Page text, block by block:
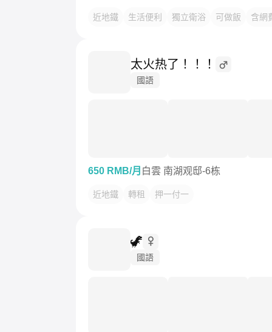
近地鐵 生活便利 獨立衛浴 可做飯 含網
太火热了！！！
國語
650 RMB/月 白雲 南湖观邸-6栋
近地鐵 轉租 押一付一
🦖
國語